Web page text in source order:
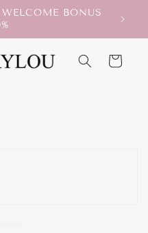
BONUS
Carrello